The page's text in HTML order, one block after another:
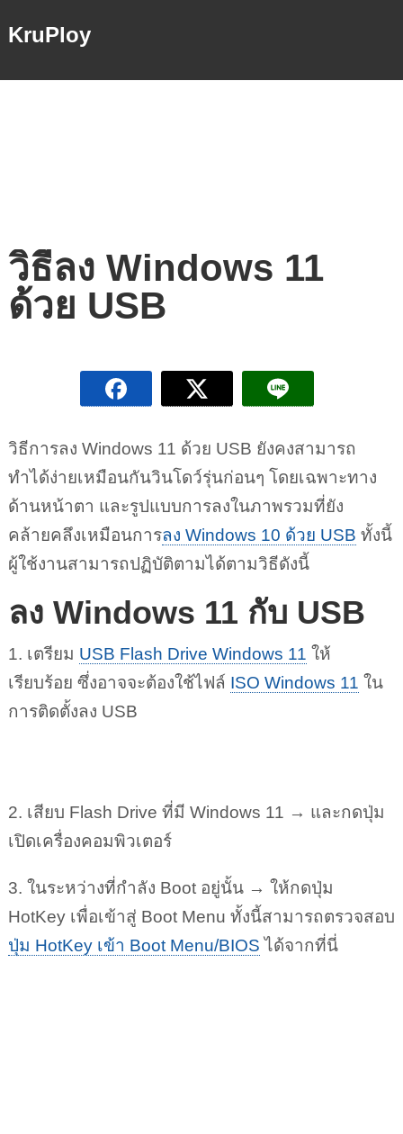
KruPloy
วิธีลง Windows 11
ด้วย USB
วิธีการลง Windows 11 ด้วย USB ยังคงสามารถ
ทำได้ง่ายเหมือนกันวินโดว์รุ่นก่อนๆ โดยเฉพาะทาง
ด้านหน้าตา และรูปแบบการลงในภาพรวมที่ยัง
คล้ายคลึงเหมือนการลง Windows 10 ด้วย USB ทั้งนี้
ผู้ใช้งานสามารถปฏิบัติตามได้ตามวิธีดังนี้
ลง Windows 11 กับ USB
1. เตรียม USB Flash Drive Windows 11 ให้
เรียบร้อย ซึ่งอาจจะต้องใช้ไฟล์ ISO Windows 11 ใน
การติดตั้งลง USB
2. เสียบ Flash Drive ที่มี Windows 11 → และกดปุ่ม
เปิดเครื่องคอมพิวเตอร์
3. ในระหว่างที่กำลัง Boot อยู่นั้น → ให้กดปุ่ม
HotKey เพื่อเข้าสู่ Boot Menu ทั้งนี้สามารถตรวจสอบ
ปุ่ม HotKey เข้า Boot Menu/BIOS ได้จากที่นี่